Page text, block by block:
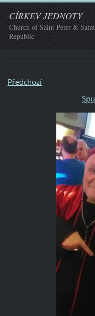
CÍRKEV JEDNOTY
Church of Saint Peter &
Republic
Předchozí